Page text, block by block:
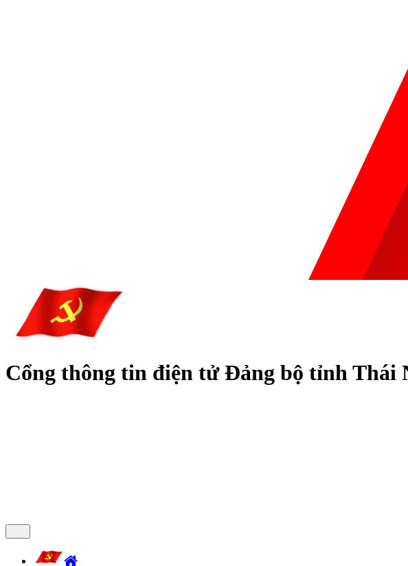
Cổng thông tin điện tử Đảng bộ tỉnh Thái